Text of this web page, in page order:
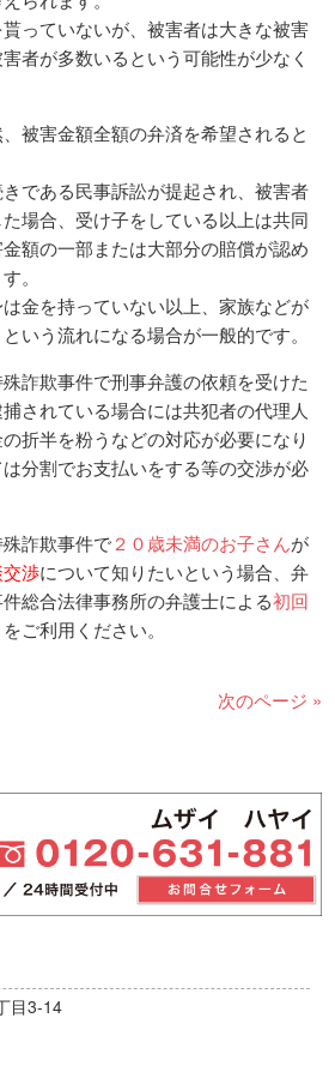
っていないが、被害者は大きな被害
者が多数いるという可能性が少なく
被害金額全額の弁済を希望されると
である民事訴訟が提起され、被害者
場合、受け子をしている以上は共同
額の一部または大部分の賠償が認め
。
金を持っていない以上、家族などが
いう流れになる場合が一般的です。
詐欺事件で刑事弁護の依頼を受けた
されている場合には共犯者の代理人
折半を粉うなどの対応が必要になり
分割でお支払いをする等の交渉が必
詐欺事件で２０歳未満のお子さんが
渉について知りたいという場合、弁
総合法律事務所の弁護士による初回
をご利用ください。
次のページ »
目3-14